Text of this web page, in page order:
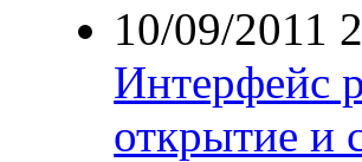
10/09/2011
Интерфейс
открытие и